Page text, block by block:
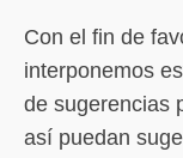
Con el fin de
interponemos
de sugerencias
así puedan